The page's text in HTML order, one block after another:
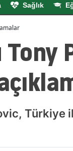
Sağlık
Türkiye